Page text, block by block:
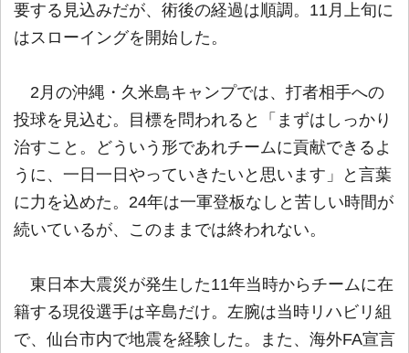
要する見込みだが、術後の経過は順調。11月上旬に
はスローイングを開始した。
2月の沖縄・久米島キャンプでは、打者相手への
投球を見込む。目標を問われると「まずはしっかり
治すこと。どういう形であれチームに貢献できるよ
うに、一日一日やっていきたいと思います」と言葉
に力を込めた。24年は一軍登板なしと苦しい時間が
続いているが、このままでは終われない。
東日本大震災が発生した11年当時からチームに在
籍する現役選手は辛島だけ。左腕は当時リハビリ組
で、仙台市内で地震を経験した。また、海外FA宣言